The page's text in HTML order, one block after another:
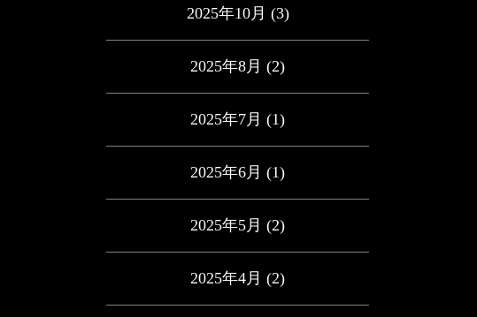
2025年10月 (3)
2025年8月 (2)
2025年7月 (1)
2025年6月 (1)
2025年5月 (2)
2025年4月 (2)